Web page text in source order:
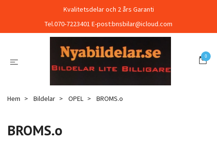
Kvalitetsdelar och 2 års Garanti
Tel.070-7223401 E-post:bnsbilar@icloud.com
0
Hem Bildelar OPEL BROMS.o
BROMS.o